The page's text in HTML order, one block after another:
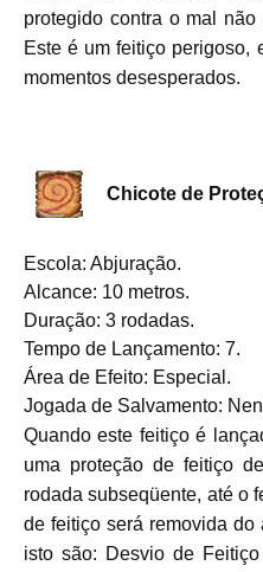
protegido contra o mal
Este é um feitiço perigoso,
momentos desesperados.
Chicote de
Escola: Abjuração.
Alcance: 10 metros.
Duração: 3 rodadas.
Tempo de Lançamento: 7.
Área de Efeito: Especial.
Jogada de Salvamento:
Quando este feitiço é
uma proteção de feitiço
rodada subseqüente, até o
de feitiço será removida do
isto são: Desvio de